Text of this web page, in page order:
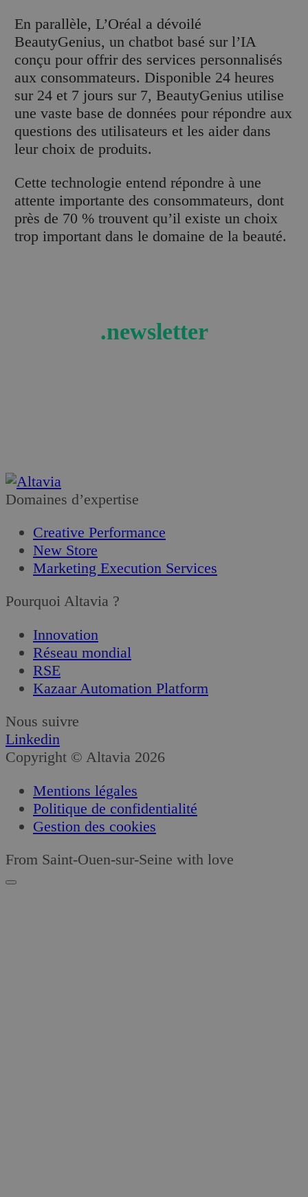
En parallèle, L’Oréal a dévoilé
BeautyGenius, un chatbot basé sur l’IA
conçu pour offrir des services personnalisés
aux consommateurs. Disponible 24 heures
sur 24 et 7 jours sur 7, BeautyGenius utilise
une vaste base de données pour répondre aux
questions des utilisateurs et les aider dans
leur choix de produits.
Cette technologie entend répondre à une
attente importante des consommateurs, dont
près de 70 % trouvent qu’il existe un choix
trop important dans le domaine de la beauté.
.newsletter
Domaines d’expertise
Creative Performance
New Store
Marketing Execution Services
Pourquoi Altavia ?
Innovation
Réseau mondial
RSE
Kazaar Automation Platform
Nous suivre
Linkedin
Copyright © Altavia 2026
Mentions légales
Politique de confidentialité
Gestion des cookies
From Saint-Ouen-sur-Seine with love